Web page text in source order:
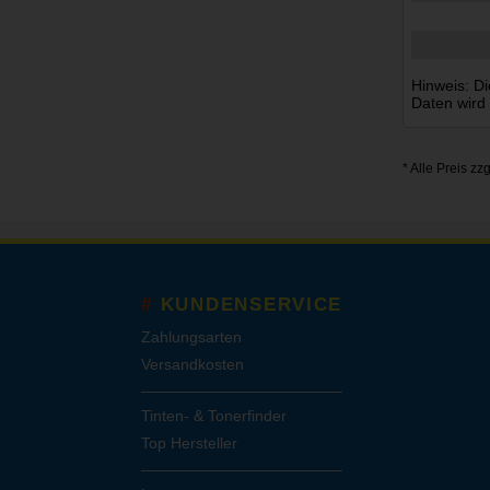
Hinweis:
Daten
* Alle Preis
KUNDENSERVICE
Zahlungsarten
Versandkosten
Tinten- & Tonerfinder
Top Hersteller